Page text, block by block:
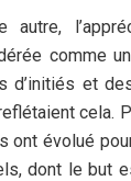
autre,
comme
et
cela.
évolué
dont le but